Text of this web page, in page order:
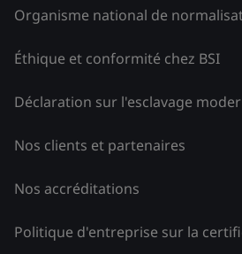
Organisme national de
Éthique et conformité chez BSI
Déclaration sur l'esclavage
Nos clients et partenaires
Nos accréditations
Politique d'entreprise sur la